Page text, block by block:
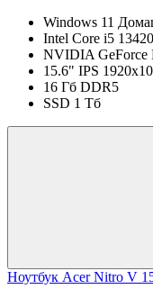
Windows 11
Intel Core i5
NVIDIA GeForce
15.6" IPS
16 Гб DDR5
SSD 1 Тб
Ноутбук Acer Nitro V